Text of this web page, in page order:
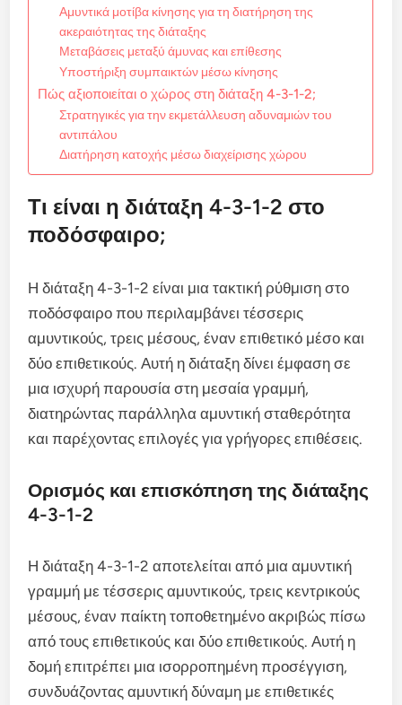
Αμυντικά μοτίβα κίνησης για τη διατήρηση της
ακεραιότητας της διάταξης
Μεταβάσεις μεταξύ άμυνας και επίθεσης
Υποστήριξη συμπαικτών μέσω κίνησης
Πώς αξιοποιείται ο χώρος στη διάταξη 4-3-1-2;
Στρατηγικές για την εκμετάλλευση αδυναμιών του
αντιπάλου
Διατήρηση κατοχής μέσω διαχείρισης χώρου
Τι είναι η διάταξη 4-3-1-2 στο
ποδόσφαιρο;
Η διάταξη 4-3-1-2 είναι μια τακτική ρύθμιση στο
ποδόσφαιρο που περιλαμβάνει τέσσερις
αμυντικούς, τρεις μέσους, έναν επιθετικό μέσο και
δύο επιθετικούς. Αυτή η διάταξη δίνει έμφαση σε
μια ισχυρή παρουσία στη μεσαία γραμμή,
διατηρώντας παράλληλα αμυντική σταθερότητα
και παρέχοντας επιλογές για γρήγορες επιθέσεις.
Ορισμός και επισκόπηση της διάταξης
4-3-1-2
Η διάταξη 4-3-1-2 αποτελείται από μια αμυντική
γραμμή με τέσσερις αμυντικούς, τρεις κεντρικούς
μέσους, έναν παίκτη τοποθετημένο ακριβώς πίσω
από τους επιθετικούς και δύο επιθετικούς. Αυτή η
δομή επιτρέπει μια ισορροπημένη προσέγγιση,
συνδυάζοντας αμυντική δύναμη με επιθετικές